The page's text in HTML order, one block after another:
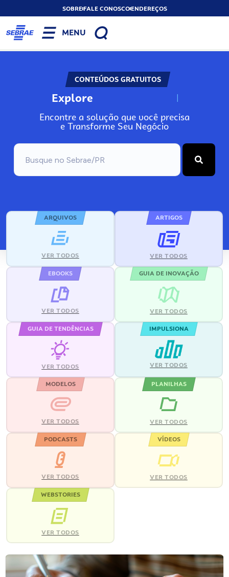
SOBREFALE CONOSCOENDEREÇOS
MENU
CONTEÚDOS GRATUITOS
Explore N
Encontre a solução que você precisa
e Transforme Seu Negócio
ARQUIVOS
VER TODOS
ARTIGOS
VER TODOS
EBOOKS
VER TODOS
GUIA DE INOVAÇÃO
VER TODOS
GUIA DE TENDÊNCIAS
VER TODOS
IMPULSIONA
VER TODOS
MODELOS
VER TODOS
PLANILHAS
VER TODOS
PODCASTS
VER TODOS
VÍDEOS
VER TODOS
WEBSTORIES
VER TODOS